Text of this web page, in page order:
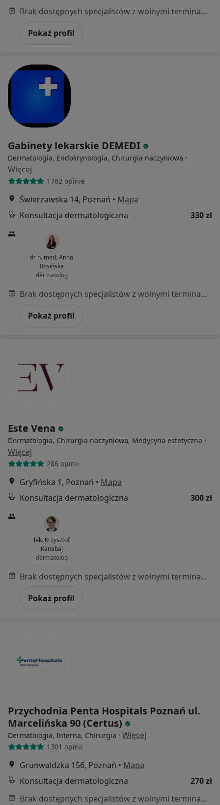
Brak dostępnych specjalistów z wolnymi terminami w tym centrum medycznym.
Pokaż profil
Gabinety lekarskie DEMEDI
Dermatologia, Endokrynologia, Chirurgia naczyniowa ·
Więcej
1762 opinie
Świerzawska 14, Poznań • Mapa
Konsultacja dermatologiczna
330 zł
dr n. med. Anna
Rosińska
dermatolog
Brak dostępnych specjalistów z wolnymi terminami w tym centrum medycznym.
Pokaż profil
Este Vena
Dermatologia, Chirurgia naczyniowa, Medycyna estetyczna ·
Więcej
286 opinii
Gryfińska 1, Poznań • Mapa
Konsultacja dermatologiczna
300 zł
lek. Krzysztof
Kanabaj
dermatolog
Brak dostępnych specjalistów z wolnymi terminami w tym centrum medycznym.
Pokaż profil
Przychodnia Penta Hospitals Poznań ul.
Marcelińska 90 (Certus)
Dermatologia, Interna, Chirurgia · Więcej
1301 opinii
Grunwaldzka 156, Poznań • Mapa
Konsultacja dermatologiczna
270 zł
Brak dostępnych specjalistów z wolnymi terminami w tym centrum medycznym.